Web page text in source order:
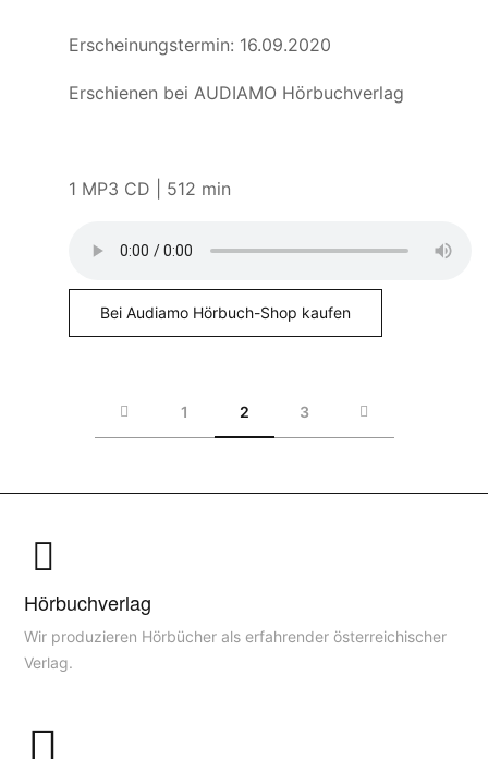
Erscheinungstermin: 16.09.2020
Erschienen bei AUDIAMO Hörbuchverlag
1 MP3 CD | 512 min
Bei Audiamo Hörbuch-Shop kaufen
1 2 3
Hörbuchverlag
Wir produzieren Hörbücher als erfahrender österreichischer
Verlag.